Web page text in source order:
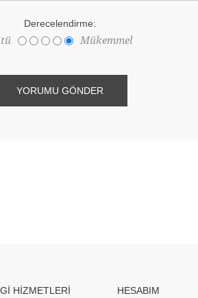
Derecelendirme:
Mükemmel
HİZMETLERİ HESABIM